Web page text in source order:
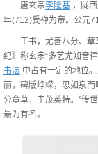
唐玄宗李隆基 ，陇
年(712)受禅为帝。公元
工书，尤善八分、章
纪》称玄宗“多艺尤知音律
书法 中占有一定的地位
丽，碑版峥嵘，思如泉
分章草，丰茂英特。”传
最为有名。